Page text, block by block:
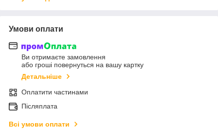
Умови оплати
Ви отримаєте замовлення
або гроші повернуться на вашу картку
Детальніше
Оплатити частинами
Післяплата
Всі умови оплати